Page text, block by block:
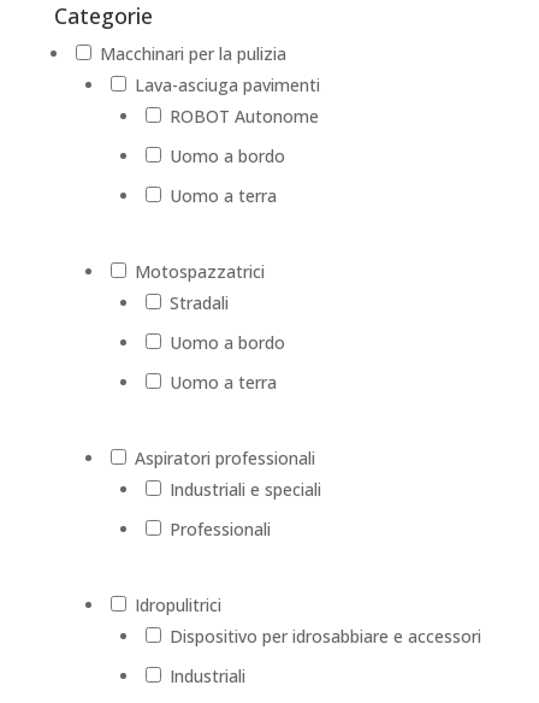
Categorie
Macchinari per la pulizia
Lava-asciuga pavimenti
ROBOT Autonome
Uomo a bordo
Uomo a terra
Motospazzatrici
Stradali
Uomo a bordo
Uomo a terra
Aspiratori professionali
Industriali e speciali
Professionali
Idropulitrici
Dispositivo per idrosabbiare e accessori
Industriali